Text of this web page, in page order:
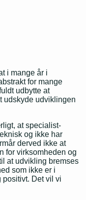
i mange år i
for mange
udbytte at
udskyde udviklingen
at specialist-
og ikke har
derved ikke at
for virksomheden og
at udvikling bremses
som ikke er i
positivt. Det vil vi